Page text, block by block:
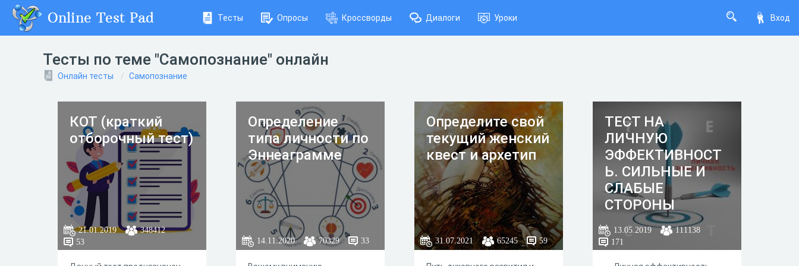
Вход
Online Test Pad Тесты Опросы Кроссворды Диалоги Уроки
Тесты по теме "Самопознание" онлайн
Онлайн тесты Самопознание
КОТ (краткий
отборочный тест)
21.01.2019
348412
53
Определение
типа личности по
Эннеаграмме
14.11.2020 70329 33
Определите свой
текущий женский
квест и архетип
31.07.2021 65245 59
ТЕСТ НА
ЛИЧНУЮ
ЭФФЕКТИВНОСТ
Ь. СИЛЬНЫЕ И
СЛАБЫЕ
СТОРОНЫ
ЧЕЛОВЕКА.
13.05.2019
111138
171